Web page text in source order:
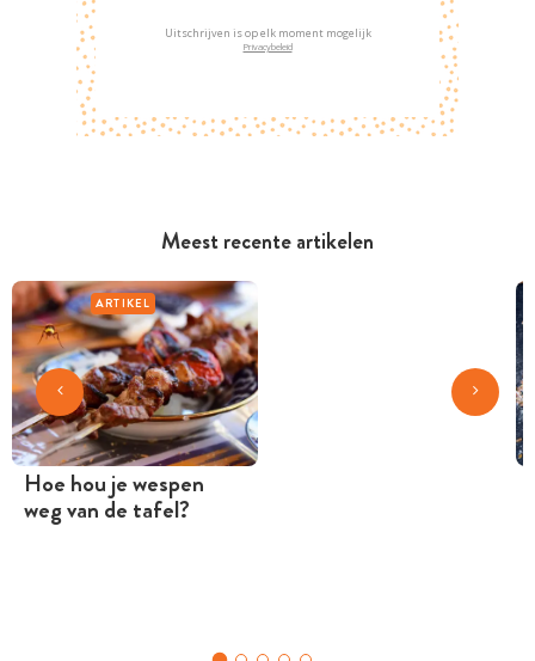
Meest recente artikelen
ARTIKEL
Hoe hou je wespen
weg van de tafel?
Uitschrijven is op elk moment mogelijk
Privacybeleid